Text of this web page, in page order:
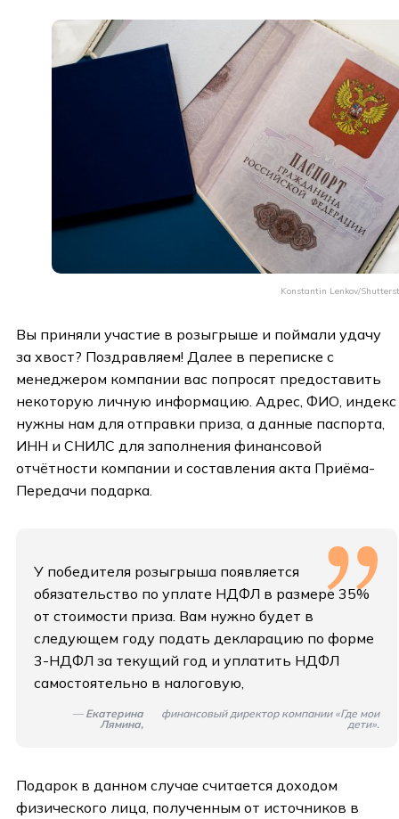
Konstantin Lenkov/
Вы приняли участие в розыгрыше и поймали удачу
за хвост? Поздравляем! Далее в переписке с
менеджером компании вас попросят предоставить
некоторую личную информацию. Адрес, ФИО, индекс
нужны нам для отправки приза, а данные паспорта,
ИНН и СНИЛС для заполнения финансовой
отчётности компании и составления акта Приёма-
Передачи подарка.
У победителя розыгрыша появляется
обязательство по уплате НДФЛ в размере 35%
от стоимости приза. Вам нужно будет в
следующем году подать декларацию по форме
3-НДФЛ за текущий год и уплатить НДФЛ
самостоятельно в налоговую,
—Екатерина
Лямина,
финансовый директор компании «Где мои
дети».
Подарок в данном случае считается доходом
физического лица, полученным от источников в